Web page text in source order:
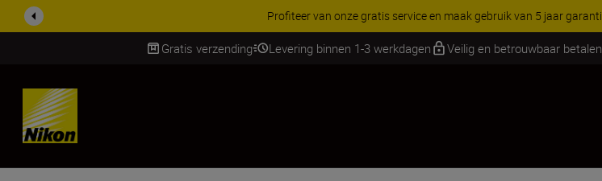
Profiteer van onze gratis service en maak gebruik van 5 jaar garantie op NIKKOR Z-objectieven.Meer informatie
Gratis verzending Levering binnen 1-3 werkdagen Veilig en betrouwbaar betalen
Skip